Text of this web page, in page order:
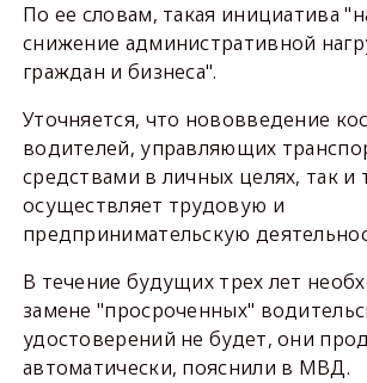
По ее словам, такая инициатива
снижение административной
граждан и бизнеса".
Уточняется, что нововведение
водителей, управляющих
средствами в личных целях, так и
осуществляет трудовую и
предпринимательскую
В течение будущих трех лет
замене "просроченных"
удостоверений не будет, они
автоматически, пояснили в МВД.